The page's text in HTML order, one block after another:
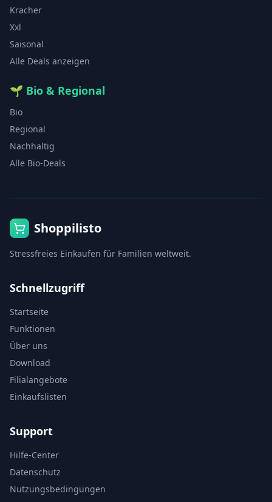
Kracher
Xxl
Saisonal
Alle Deals anzeigen
🌱 Bio & Regional
Bio
Regional
Nachhaltig
Alle Bio-Deals
Shoppilisto
Stressfreies Einkaufen für Familien weltweit.
Schnellzugriff
Startseite
Funktionen
Über uns
Download
Filialangebote
Einkaufslisten
Support
Hilfe-Center
Datenschutz
Nutzungsbedingungen